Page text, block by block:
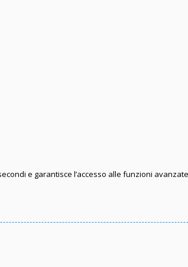
e garantisce l’accesso alle funzioni